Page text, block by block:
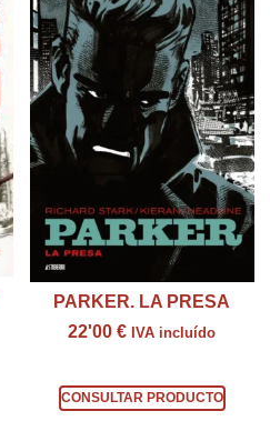
PARKER. LA PRESA
22'00€ IVA incluído
CONSULTAR PRODUCTO